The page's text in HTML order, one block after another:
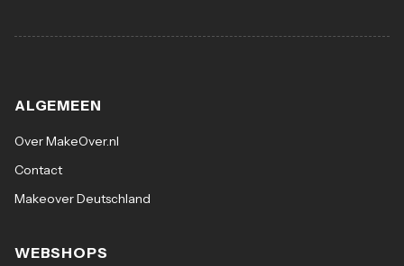
ALGEMEEN
Over MakeOver.nl
Contact
Makeover Deutschland
WEBSHOPS